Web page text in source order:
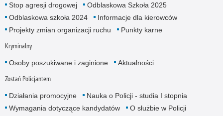
Stop agresji drogowej
Odblaskowa Szkoła 2025
Odblaskowa szkoła 2024
Informacje dla kierowców
Projekty zmian organizacji ruchu
Punkty karne
Kryminalny
Osoby poszukiwane i zaginione Aktualności
Zostań Policjantem
Działania promocyjne
Nauka o Policji - studia I stopnia
Wymagania dotyczące kandydatów
O służbie w Policji